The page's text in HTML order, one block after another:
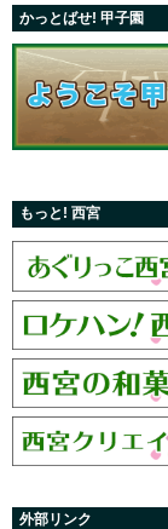
かっとばせ! 甲子園
もっと! 西宮
外部リンク